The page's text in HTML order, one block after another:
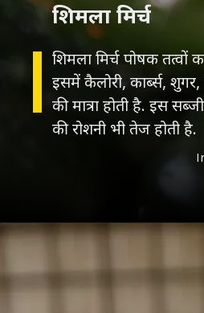
शिमला मिर्च पोषक तत्वों
इसमें कैलोरी, कार्ब्स, शुगर,
की मात्रा होती है. इस
शिमला मिर्च